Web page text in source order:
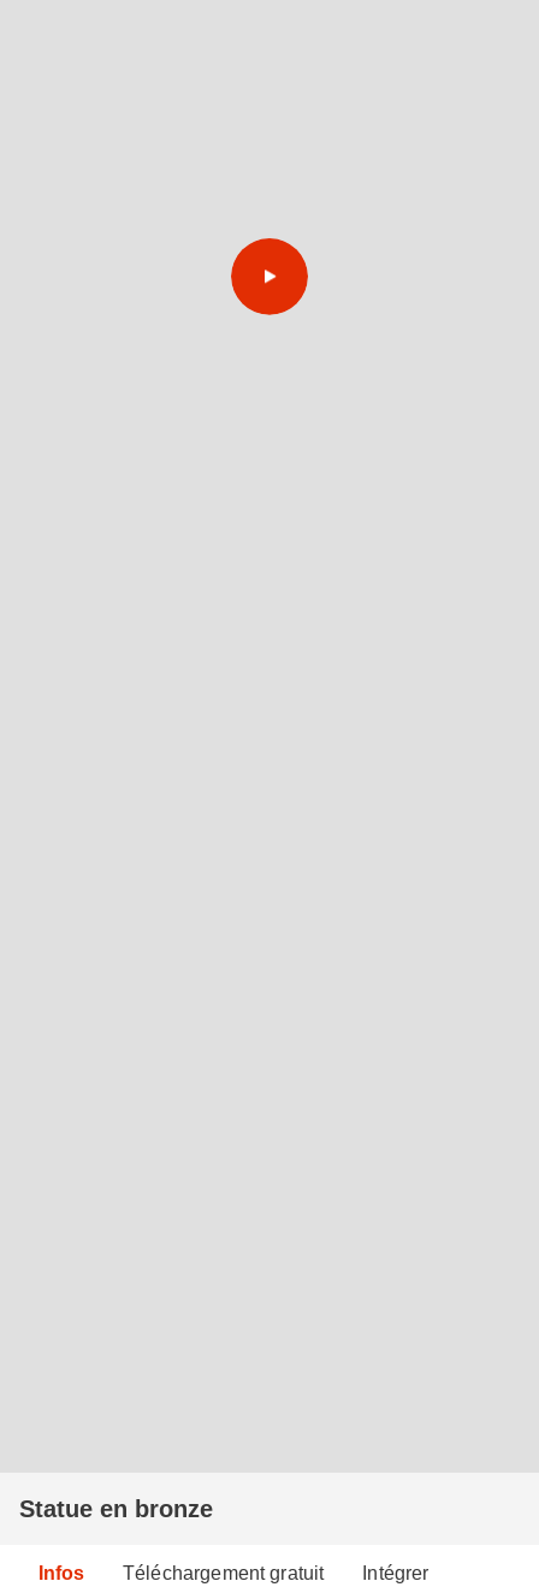
Statue en bronze
Infos Téléchargement gratuit Intégrer